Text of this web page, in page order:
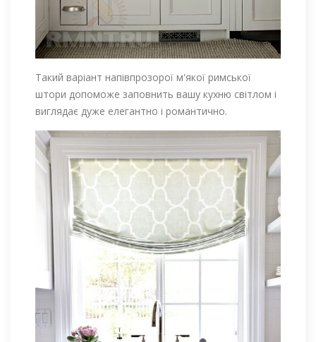
Такий варіант напівпрозорої м'якої римської
штори допоможе заповнить вашу кухню світлом і
виглядає дуже елегантно і романтично.